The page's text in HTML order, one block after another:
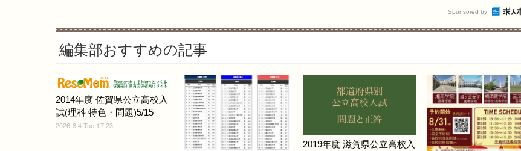
Sponsored by
編集部おすすめの記事
2014年度 佐賀県公立高校入
試(理科 特色・問題)5/15
2026.8.4 Tue 17:23
2019年度 滋賀県公立高校入